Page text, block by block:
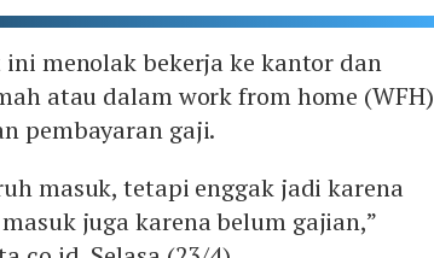
menolak bekerja ke kantor dan
atau dalam work from home (WFH)
pembayaran gaji.
masuk, tetapi enggak jadi karena
juga karena belum gajian,”